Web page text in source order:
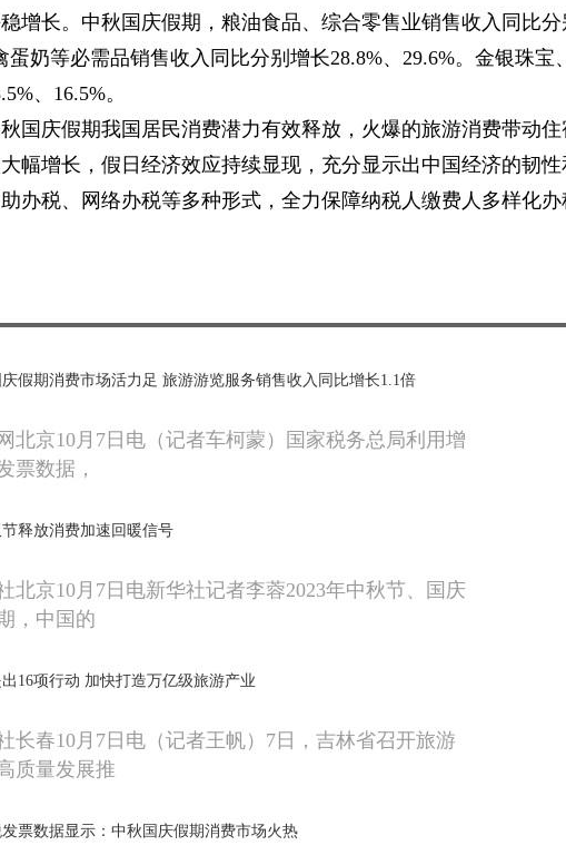
增长。中秋国庆假期，粮油食品、综合零售业销售收入同比分
奶等必需品销售收入同比分别增长28.8%、29.6%。金银珠宝
、16.5%。
国庆假期我国居民消费潜力有效释放，火爆的旅游消费带动住
幅增长，假日经济效应持续显现，充分显示出中国经济的韧性
办税、网络办税等多种形式，全力保障纳税人缴费人多样化办
假期消费市场活力足 旅游游览服务销售收入同比增长1.1倍
北京10月7日电（记者车柯蒙）国家税务总局利用增
票数据，
释放消费加速回暖信号
北京10月7日电新华社记者李蓉2023年中秋节、国庆
，中国的
16项行动 加快打造万亿级旅游产业
长春10月7日电（记者王帆）7日，吉林省召开旅游
质量发展推
票数据显示：中秋国庆假期消费市场火热